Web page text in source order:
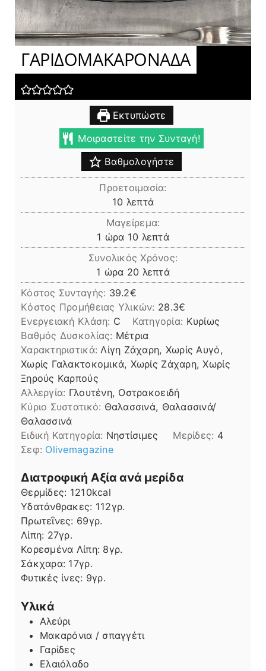
ΓΑΡΙΔΟΜΑΚΑΡΟΝΑΔΑ
Εκτυπώστε
Μοιραστείτε την Συνταγή!
Βαθμολογήστε
Προετοιμασία:
10 λεπτά
λεπτά
Μαγείρεμα:
1 ώρα
ώρα 10 λεπτά
λεπτά
Συνολικός Χρόνος:
1 ώρα
ώρα 20 λεπτά
λεπτά
Κόστος Συνταγής: 39.2€
Kόστος Προμήθειας Υλικών: 28.3
Ενεργειακή Κλάση: C Κατηγορία: Κυρίως
Βαθμός Δυσκολίας: Μέτρια
Χαρακτηριστικά: Λίγη Ζάχαρη, Χωρίς Αυγό,
Χωρίς Γαλακτοκομικά, Χωρίς Ζάχαρη, Χωρίς
Ξηρούς Καρπούς
Αλλεργία: Γλουτένη, Οστρακοειδή
Kύριο Συστατικό: Θαλασσινά, Θαλασσινά/
Θαλασσινά
Ειδική Κατηγορία: Νηστίσιμες Μερίδες: 4
Σεφ: Olivemagazine
Διατροφική Αξία ανά μερίδα
Θερμίδες: 1210kcal
Υδατάνθρακες: 112γρ.
Πρωτεΐνες: 69γρ.
Λίπη
Λίπη: 27γρ.
Κορεσμένα Λίπη: 8γρ.
Σάκχαρα: 17γρ.
Φυτικές ίνες: 9γρ.
Υλικά
Αλεύρι
Μακαρόνια / σπαγγέτι
Γαρίδες
Ελαιόλαδο